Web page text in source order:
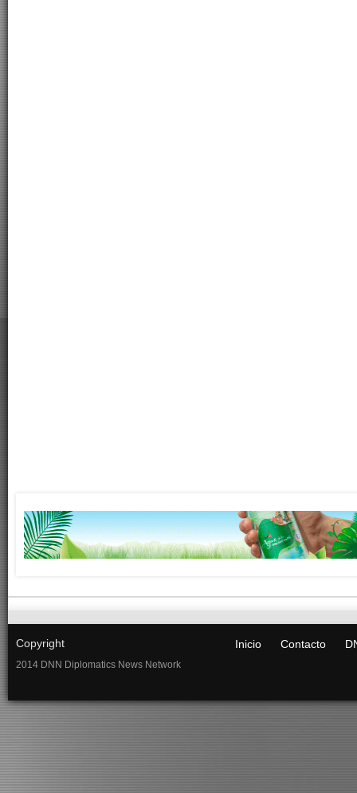
Copyright
2014 DNN Diplomatics News Network
Inicio Contacto